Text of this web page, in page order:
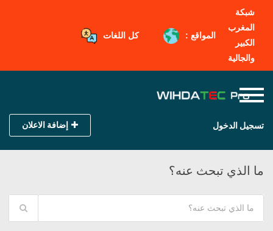
شبكة
المغرب
الكبير
والجالية
المواقع : كل اللغات
تسجيل الدخول إضافة الاعلان
ما الذي تبحث عنه؟